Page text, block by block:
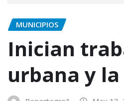
MUNICIPIOS
Inician
urbana y